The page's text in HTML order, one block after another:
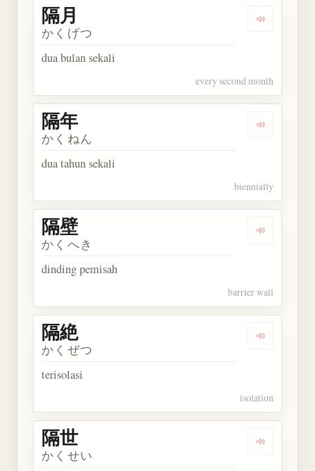
Dengarkan
隔月
かくげつ
dua bulan sekali
every second month
Dengarkan
隔年
かくねん
dua tahun sekali
biennially
Dengarkan
隔壁
かくへき
dinding pemisah
barrier wall
Dengarkan
隔絶
かくぜつ
terisolasi
isolation
Dengarkan
隔世
かくせい